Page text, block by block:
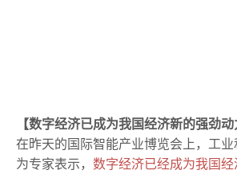
【数字经济已成为我国经济新的强劲动
在昨天的国际智能产业博览会上，工
为专家表示， 数字经济已经成为我国